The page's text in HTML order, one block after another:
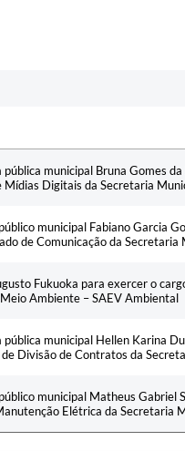
municipal Bruna Gomes
Mídias Digitais da Secretaria
municipal Fabiano Garcia
de Comunicação da
Fukuoka para exercer o
Ambiente – SAEV Ambiental
pública municipal Hellen Karina
Divisão de Contratos da
municipal Matheus Gabriel
Elétrica da Secretaria